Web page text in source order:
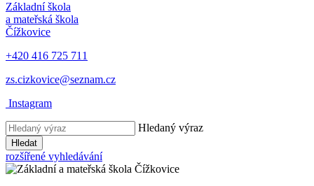
Základní škola
a mateřská škola
Čížkovice
+420 416 725 711
zs.cizkovice@seznam.cz
Instagram
Hledaný výraz
Hledat
rozšířené vyhledávání